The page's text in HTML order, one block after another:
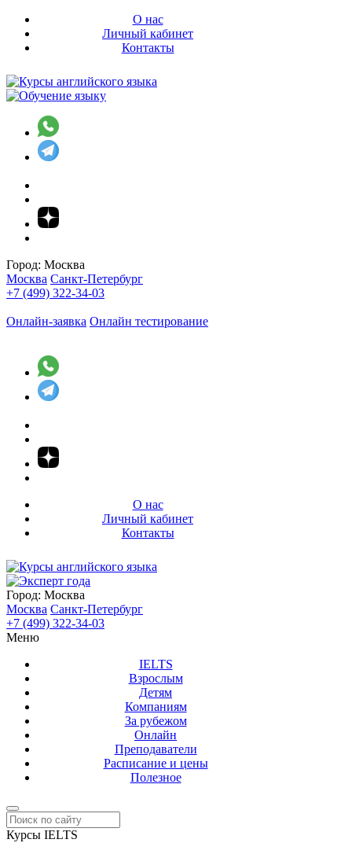
О нас
Личный кабинет
Контакты
Город: Москва
Москва Санкт-Петербург
+7 (499) 322-34-03
Онлайн-заявка Онлайн тестирование
О нас
Личный кабинет
Контакты
Город: Москва
Москва Санкт-Петербург
+7 (499) 322-34-03
Меню
IELTS
Взрослым
Детям
Компаниям
За рубежом
Онлайн
Преподаватели
Расписание и цены
Полезное
Курсы IELTS